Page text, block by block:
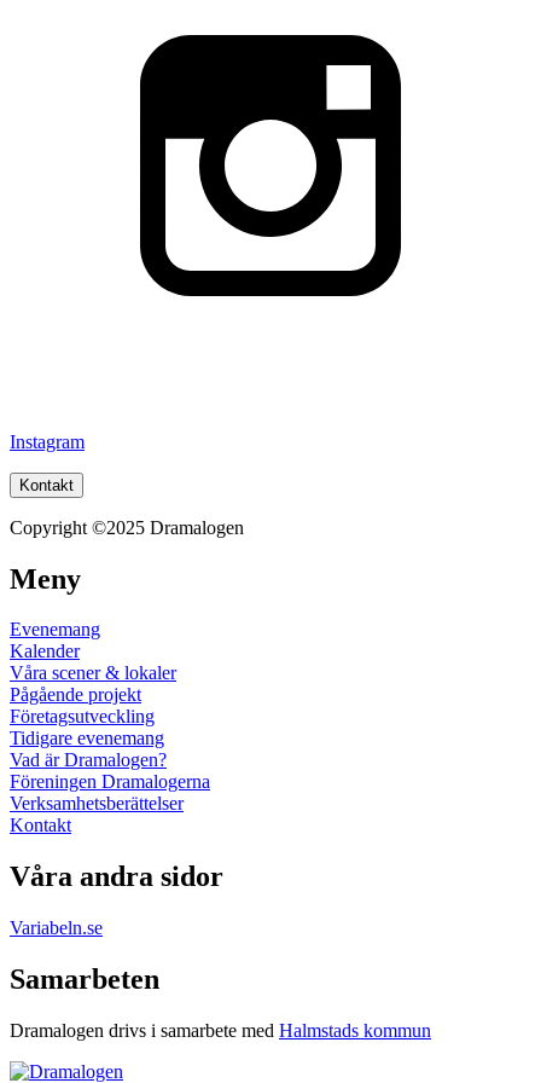
Instagram
Kontakt
Copyright ©2025 Dramalogen
Meny
Evenemang
Kalender
Våra scener & lokaler
Pågående projekt
Företagsutveckling
Tidigare evenemang
Vad är Dramalogen?
Föreningen Dramalogerna
Verksamhetsberättelser
Kontakt
Våra andra sidor
Variabeln.se
Samarbeten
Dramalogen drivs i samarbete med Halmstads kommun